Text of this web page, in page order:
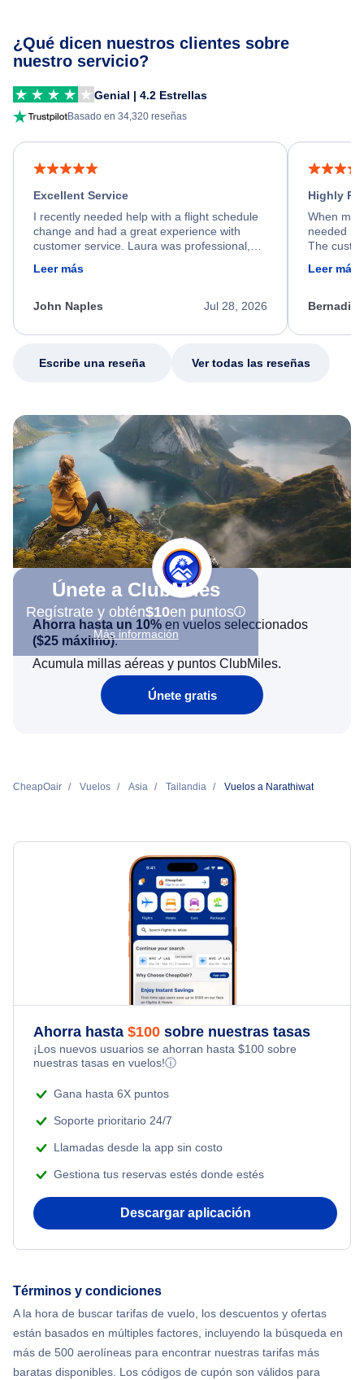
¿Qué dicen nuestros clientes sobre
nuestro servicio?
Genial | 4.2 Estrellas
Basado en 34,320 reseñas
Excellent Service
I recently needed help with a flight schedule
change and had a great experience with
customer service. Laura was professional,
friendly, and very helpful throughout the
process. She quickly found a solution and
appreciate her excellent service.
Leer más
Jul 28, 2026
John Naples
Highly
When my
needed
The
calm,
my issue.
Leer más
Escribe una reseña Ver todas las reseñas
Únete a ClubMiles
Regístrate y obtén$10en puntos
Más información
Ahorra hasta un 10% en vuelos seleccionados
($25 máximo).
Acumula millas aéreas y puntos ClubMiles.
Únete gratis
CheapOair Vuelos Asia Tailandia Vuelos a Narathiwat
Ahorra hasta $100 sobre nuestras tasas
¡Los nuevos usuarios se ahorran hasta $100 sobre
nuestras tasas en vuelos!ⓘ
Gana hasta 6X puntos
Soporte prioritario 24/7
Llamadas desde la app sin costo
Gestiona tus reservas estés donde estés
Descargar aplicación
Términos y condiciones
A la hora de buscar tarifas de vuelo, los descuentos y ofertas
están basados en múltiples factores, incluyendo la búsqueda en
más de 500 aerolíneas para encontrar nuestras tarifas más
baratas disponibles. Los códigos de cupón son válidos para